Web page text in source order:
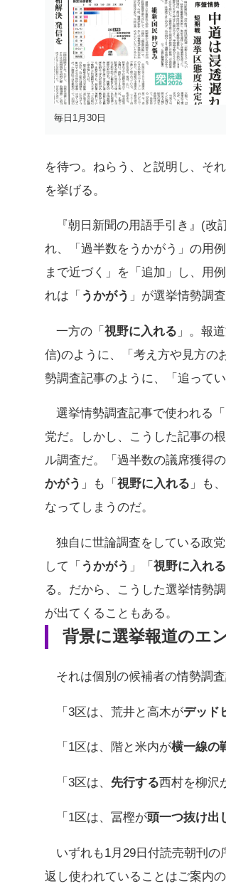
毎日1月30日
を待つ。ねらう、と説明し、そ
を挙げる。
『朝日新聞の用語手引き』(
れ、「過半数をうかがう」の用
まで近づく」を「追加」し、用
れは「 うかがう 」が選挙情勢調
一方の「視野に入れる 」。報
信)のように、「考え方や見方の
勢調査記事のように、「追って
選挙情勢調査記事で使われる「
党だ。しかし、こうした記事の
ル調査だ。「過半数の議席獲得
かがう 」も「 視野に入れる 」も
なってしまうのだ。
独自に世論調査をしている政
して「 うかがう 」「 視野に入れる
る。だから、こうした選挙情勢
が出てくることもある。
背景に選挙報道のエ
それは個別の候補者の情勢調
「3区は、荒井と高木がデッド
「1区は、階と米内が横一線の
「3区は、 先行する西村を柳沢
「1区は、冨樫が頭一つ抜け出
いずれも1月29日付読売朝刊
返し使われていることはご案内の